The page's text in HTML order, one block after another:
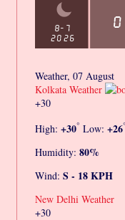
Weather, 07 August
Kolkata Weather
+30
High:+30° Low:+26°
Humidity:80%
Wind:S - 18 KPH
New Delhi Weather
+30